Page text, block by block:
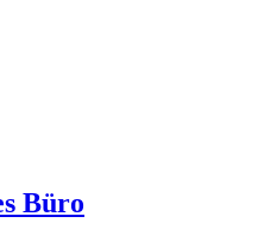
Büro